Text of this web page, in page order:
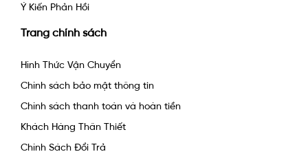
Ý Kiến Phản Hồi
Trang chính sách
Hình Thức Vận Chuyển
Chính sách bảo mật thông tin
Chính sách thanh toán và hoàn tiền
Khách Hàng Thân Thiết
Chính Sách Đổi Trả